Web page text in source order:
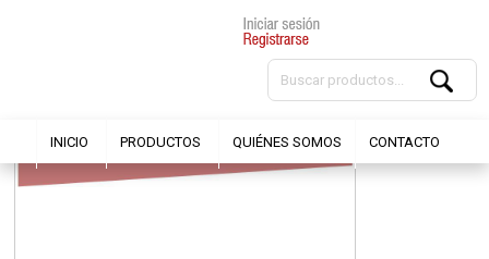
INICIO PRODUCTOS QUIÉNES SOMOS CONTACTO